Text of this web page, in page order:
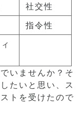
社交性
指令性
いませんか？そ
たいと思い、ス
トを受けたので